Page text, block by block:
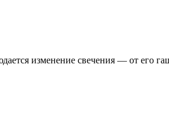
изменение свечения — от его